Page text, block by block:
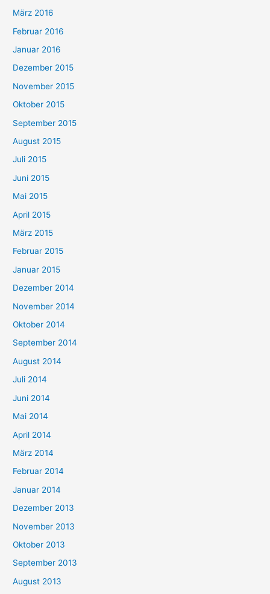
März 2016
Februar 2016
Januar 2016
Dezember 2015
November 2015
Oktober 2015
September 2015
August 2015
Juli 2015
Juni 2015
Mai 2015
April 2015
März 2015
Februar 2015
Januar 2015
Dezember 2014
November 2014
Oktober 2014
September 2014
August 2014
Juli 2014
Juni 2014
Mai 2014
April 2014
März 2014
Februar 2014
Januar 2014
Dezember 2013
November 2013
Oktober 2013
September 2013
August 2013